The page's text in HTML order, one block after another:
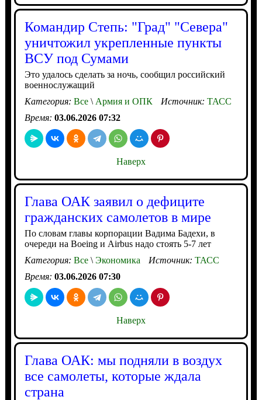
Командир Степь: "Град" "Севера"
уничтожил укрепленные пункты
ВСУ под Сумами
Это удалось сделать за ночь, сообщил российский
военнослужащий
Категория: Все\Армия и ОПК Источник: ТАСС
Время: 03.06.2026 07:32
Наверх
Глава ОАК заявил о дефиците
гражданских самолетов в мире
По словам главы корпорации Вадима Бадехи, в
очереди на Boeing и Airbus надо стоять 5-7 лет
Категория: Все\Экономика Источник: ТАСС
Время: 03.06.2026 07:30
Наверх
Глава ОАК: мы подняли в воздух
все самолеты, которые ждала
страна